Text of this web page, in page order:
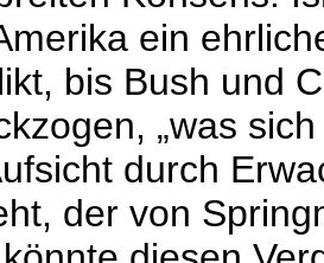
ein
bis Bush und
„was
durch
der von